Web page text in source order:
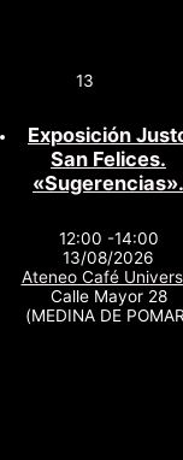
13
Exposición
San Felices.
«Sugerencias».
12:00 -14:00
13/08/2026
Ateneo Café
Calle Mayor 28
(MEDINA DE